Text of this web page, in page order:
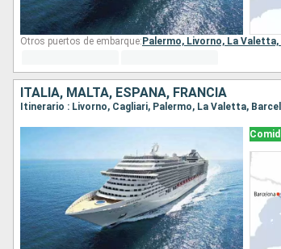
Otros puertos de embarque: Palermo, Livorno, La Valetta,
ITALIA, MALTA, ESPAÑA, FRANCIA
Itinerario : Livorno, Cagliari, Palermo, La Valetta,